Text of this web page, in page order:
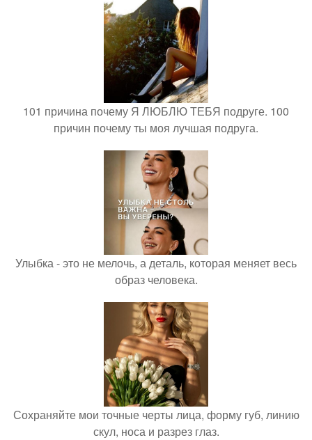
101 причина почему Я ЛЮБЛЮ ТЕБЯ подруге. 100
причин почему ты моя лучшая подруга.
Улыбка - это не мелочь, а деталь, которая меняет весь
образ человека.
Сохраняйте мои точные черты лица, форму губ, линию
скул, носа и разрез глаз.